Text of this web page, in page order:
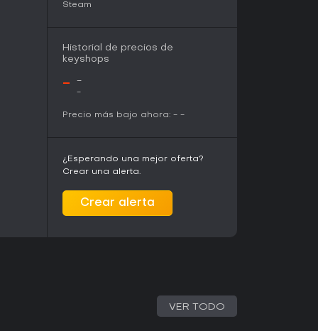
no hablan chino.
Steam
Historial de precios de
keyshops
- -
-
Precio más bajo ahora: - -
¿Esperando una mejor oferta?
Crear una alerta.
Crear alerta
VER TODO